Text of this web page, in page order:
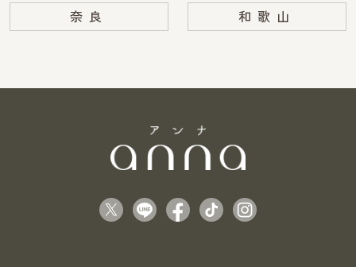
奈良 和歌山